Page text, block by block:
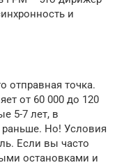
и
отправная точка.
от 60 000 до 120
5-7 лет, в
раньше. Но! Условия
Если вы часто
остановками и